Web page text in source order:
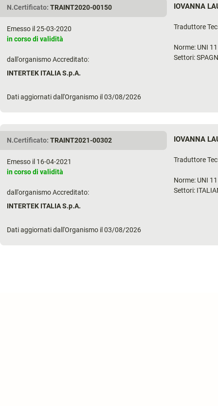
N.Certificato: TRAINT2020-00150
Emesso il 25-03-2020
in corso di validità
dall'organismo Accreditato:
INTERTEK ITALIA S.p.A.
Dati aggiornati dall'Organismo il 03/08/2026
IOVANNA
Traduttore
Norme: UNI
Settori:
N.Certificato: TRAINT2021-00302
Emesso il 16-04-2021
in corso di validità
dall'organismo Accreditato:
INTERTEK ITALIA S.p.A.
Dati aggiornati dall'Organismo il 03/08/2026
IOVANNA
Traduttore
Norme: UNI
Settori: